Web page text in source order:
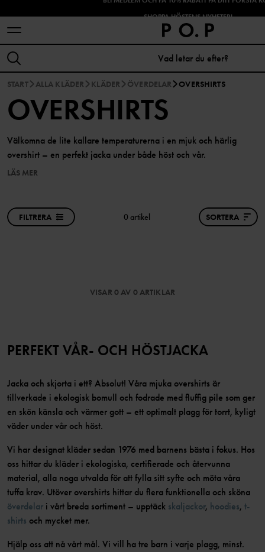
SHOPPA HÖSTENS NYHETER!
START ALLA KLÄDER KLÄDER ÖVERDELAR OVERSHIRTS
OVERSHIRTS
Välkomna de lite kallare temperaturerna i en mjuk och härlig
overshirt – en perfekt jacka under både höst och vår.
LÄS MER
FILTRERA 0 artikel SORTERA
VISAR 0 AV 0 ARTIKLAR
PERFEKT VÅR- OCH HÖSTJACKA
Jacka och skjorta i ett? Absolut! Våra mjuka overshirts är
tillverkade i ekologisk bomull och fodrade med fluffig pile som ger
en skön känsla och värmer gott – ett optimalt plagg för torrt, kyligt
väder under vår och höst.
Vi har designat kläder sedan 1976 med barnens bästa i fokus. Hos
oss hittar du kläder i ekologiska, certifierade och återvunna
material, alla noga utvalda för att fylla sitt syfte och möta våra
tuffa krav. Utöver overshirts hittar du flera funktionella och sköna
överdelar i vårt breda sortiment – upptäck skaljackor, hoodies, t-
shirts och mycket mer.
Hjälp oss att nå vårt mål. Vi vill ha tre barn i varje plagg, minst.